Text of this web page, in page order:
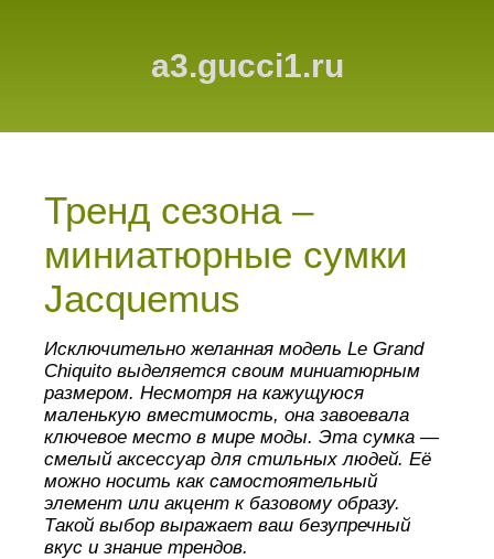
a3.gucci1.ru
Тренд сезона –
миниатюрные сумки
Jacquemus
Исключительно желанная модель Le Grand
Chiquito выделяется своим миниатюрным
размером. Несмотря на кажущуюся
маленькую вместимость, она завоевала
ключевое место в мире моды. Эта сумка —
смелый аксессуар для стильных людей. Её
можно носить как самостоятельный
элемент или акцент к базовому образу.
Такой выбор выражает ваш безупречный
вкус и знание трендов.